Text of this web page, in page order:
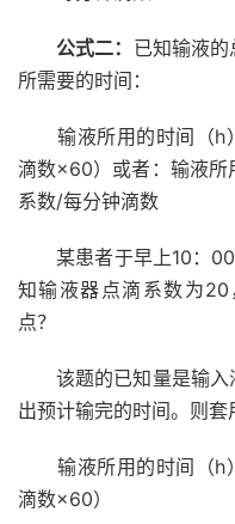
公式二： 已知输液
所需要的时间：
输液所用的时间（
滴数×60）或者：输液
系数/每分钟滴数
某患者于早上10：
知输液器点滴系数为
点？
该题的已知量是输
出预计输完的时间。则套
输液所用的时间（
滴数×60）